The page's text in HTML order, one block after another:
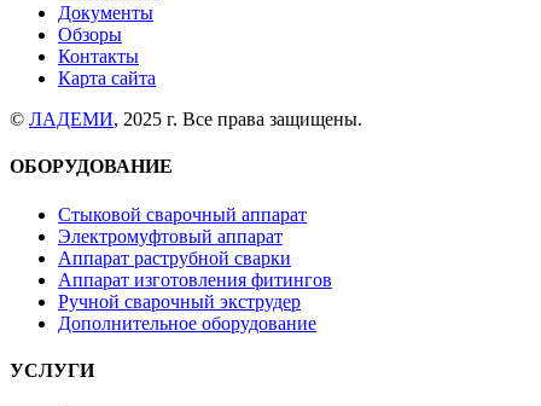
Документы
Обзоры
Контакты
Карта сайта
© ЛАДЕМИ, 2025 г. Все права защищены.
ОБОРУДОВАНИЕ
Стыковой сварочный аппарат
Электромуфтовый аппарат
Аппарат раструбной сварки
Аппарат изготовления фитингов
Ручной сварочный экструдер
Дополнительное оборудование
УСЛУГИ